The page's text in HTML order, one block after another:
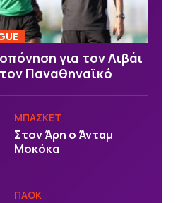
για τον Λιβάι
Παναθηναϊκό
ΜΠΑΣΚΕΤ
Στον Άρη ο Άνταμ
Μοκόκα
ΠΑΟΚ